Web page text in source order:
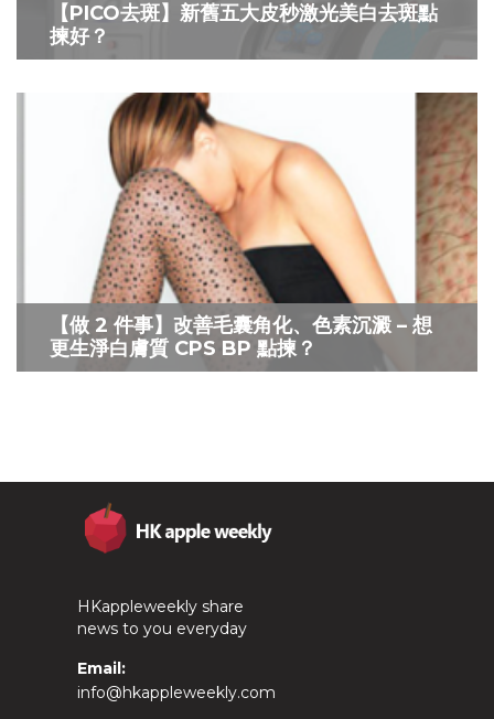
【PICO去斑】新舊五大皮秒激光美白去斑點
揀好？
【做 2 件事】改善毛囊角化、色素沉澱 – 想
更生淨白膚質 CPS BP 點揀？
HKappleweekly share
news to you everyday
Email:
info@hkappleweekly.com